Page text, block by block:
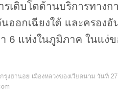
เติบโตด้านบริการทางก
ออกเฉียงใต้ และครอง
6 แห่งในภูมิภาค ในแง่ข
งฮานอย เมืองหลวงของเวียดนาม วันที่